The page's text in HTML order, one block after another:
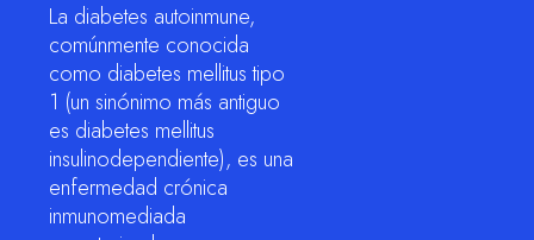
La diabetes autoinmune,
comúnmente conocida
como diabetes mellitus tipo
1 (un sinónimo más antiguo
es diabetes mellitus
insulinodependiente), es una
enfermedad crónica
inmunomediada